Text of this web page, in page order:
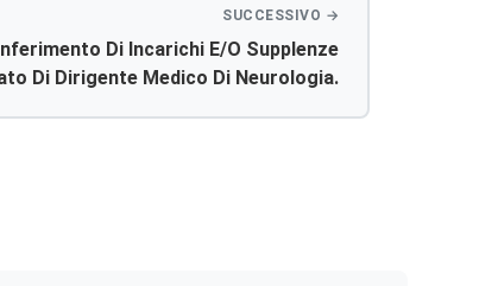
Di Incarichi E/o Supplenze
Di Dirigente Medico Di Neurologia.